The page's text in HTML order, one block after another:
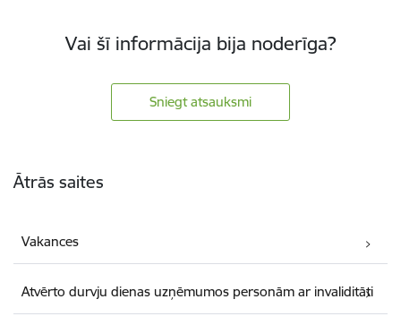
Vai šī informācija bija noderīga?
Sniegt atsauksmi
Ātrās saites
Vakances
Atvērto durvju dienas uzņēmumos personām ar invaliditāti